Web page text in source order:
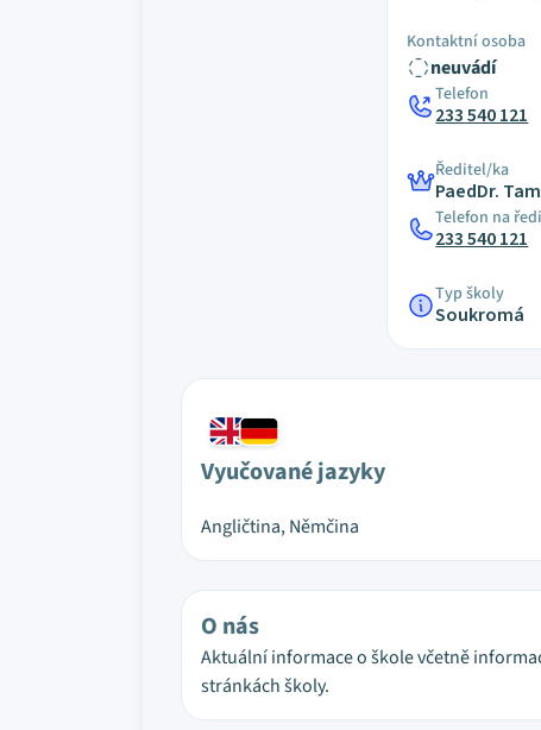
Kontaktní osoba
neuvádí
Telefon
233 540 121
Ředitel/ka
PaedDr.
Telefon na
233 540 121
Typ školy
Soukromá
Vyučované jazyky
Angličtina, Němčina
O nás
Aktuální informace o škole včetně
stránkách školy.